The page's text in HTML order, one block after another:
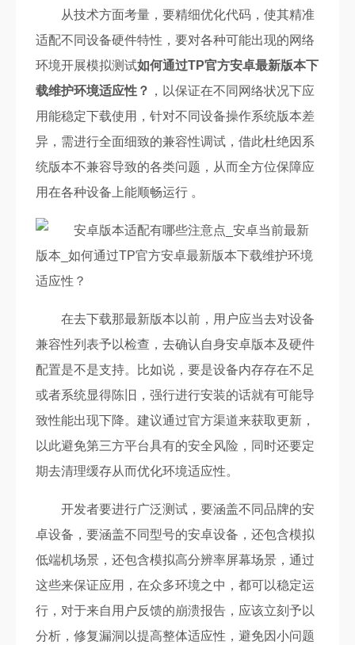
从技术方面考量，要精细优化代码，使其精准
适配不同设备硬件特性，要对各种可能出现的网络
环境开展模拟测试如何通过TP官方安卓最新版本下
载维护环境适应性？ ，以保证在不同网络状况下应
用能稳定下载使用，针对不同设备操作系统版本差
异，需进行全面细致的兼容性调试，借此杜绝因系
统版本不兼容导致的各类问题，从而全方位保障应
用在各种设备上能顺畅运行 。
在去下载那最新版本以前，用户应当去对设备
兼容性列表予以检查，去确认自身安卓版本及硬件
配置是不是支持。比如说，要是设备内存存在不足
或者系统显得陈旧，强行进行安装的话就有可能导
致性能出现下降。建议通过官方渠道来获取更新，
以此避免第三方平台具有的安全风险，同时还要定
期去清理缓存从而优化环境适应性。
开发者要进行广泛测试，要涵盖不同品牌的安
卓设备，要涵盖不同型号的安卓设备，还包含模拟
低端机场景，还包含模拟高分辨率屏幕场景，通过
这些来保证应用，在众多环境之中，都可以稳定运
行，对于来自用户反馈的崩溃报告，应该立刻予以
分析，修复漏洞以提高整体适应性，避免因小问题